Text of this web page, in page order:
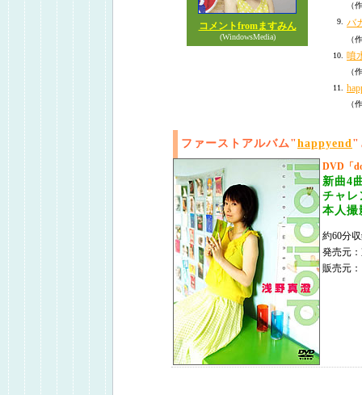
コメントfromますみん
(WindowsMedia)
（
9.
バ
（
10.
噴
（
11.
（
ファーストアルバム"happyend "
DVD「
新曲4
チャレ
本人撮
約60分
発売元
販売元